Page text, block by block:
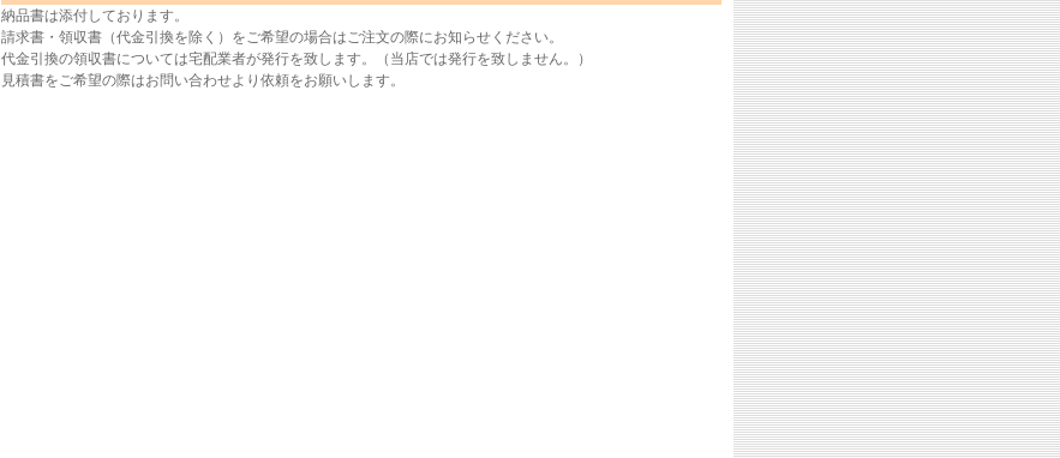
納品書は添付しております。
請求書・領収書（代金引換を除く）をご希望の場合はご注文の際にお知らせください。
代金引換の領収書については宅配業者が発行を致します。（当店では発行を致しません。）
見積書をご希望の際はお問い合わせより依頼をお願いします。